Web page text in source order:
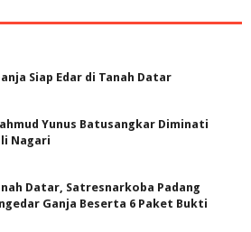
Siap Edar di Tanah Datar
Yunus Batusangkar Diminati
Nagari
Datar, Satresnarkoba Padang
Ganja Beserta 6 Paket Bukti